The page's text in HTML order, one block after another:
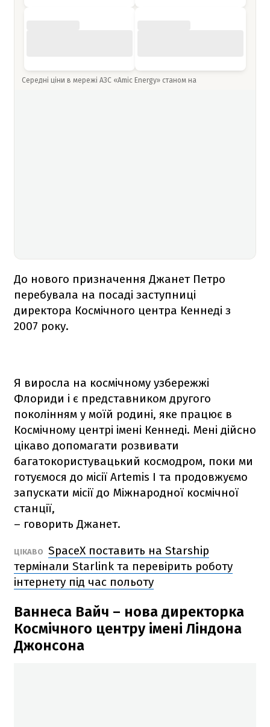
Середні ціни в мережі АЗС «Amic Energy» станом на
До нового призначення Джанет Петро
перебувала на посаді заступниці
директора Космічного центра Кеннеді з
2007 року.
Я виросла на космічному узбережжі
Флориди і є представником другого
поколінням у моїй родині, яке працює в
Космічному центрі імені Кеннеді. Мені дійсно
цікаво допомагати розвивати
багатокористувацький космодром, поки ми
готуємося до місії Artemis I та продовжуємо
запускати місії до Міжнародної космічної
станції,
– говорить Джанет.
ЦІКАВО SpaceX поставить на Starship
термінали Starlink та перевірить роботу
інтернету під час польоту
Ваннеса Вайч – нова директорка
Космічного центру імені Ліндона
Джонсона